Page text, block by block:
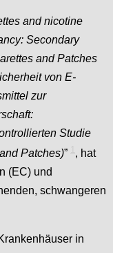
and nicotine
Secondary
and Patches
von E-
zur
Studie
Patches)”
, hat
(EC) und
schwangeren
in